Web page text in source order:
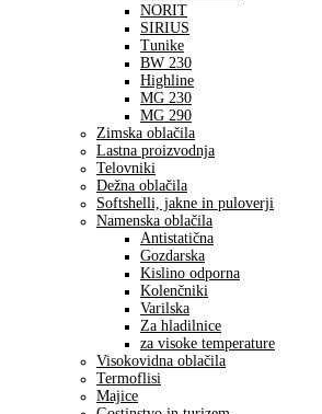
NORIT
SIRIUS
Tunike
BW 230
Highline
MG 230
MG 290
Zimska oblačila
Lastna proizvodnja
Telovniki
Dežna oblačila
Softshelli, jakne in puloverji
Namenska oblačila
Antistatična
Gozdarska
Kislino odporna
Kolenčniki
Varilska
Za hladilnice
za visoke temperature
Visokovidna oblačila
Termoflisi
Majice